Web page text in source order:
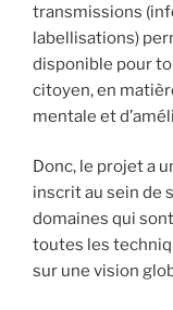
transmissions
labellisations)
disponible pour
citoyen, en
mentale et
Donc, le projet a
inscrit au sein de
domaines qui
toutes les
sur une vision